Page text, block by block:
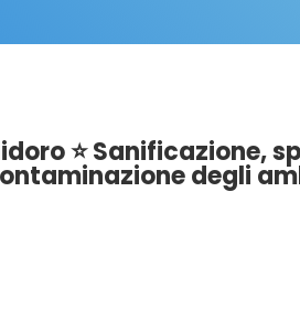
⭐ Sanificazione,
degli